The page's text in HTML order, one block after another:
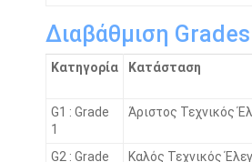
Διαβάθμιση Grades
Κατηγορία Κατάσταση
G1 : Grade
1
Άριστος Τεχνικός
G2 : Grade
Καλός Τεχνικός